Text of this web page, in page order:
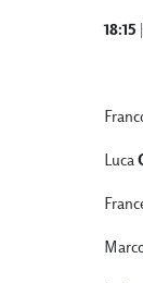
18:15
Luca